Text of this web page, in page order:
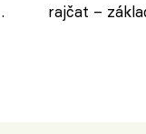
rajčat –